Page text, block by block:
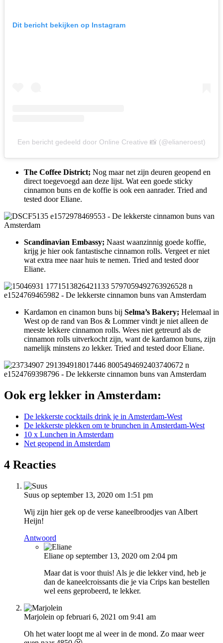
Dit bericht bekijken op Instagram
Een bericht gedeeld door Online Creative 📸 (@elianeroest)
The Coffee District; Nog maar net zijn deuren geopend en
direct toegevoegd aan deze lijst. Wat een goede sticky
cinnamon buns en de koffie is ook een aanrader. Tried and
tested door Eliane.
Scandinavian Embassy; Naast waanzinnig goede koffie,
krijg je hier ook fantastische cinnamon rolls. Vergeet er niet
wat extra mee naar huis te nemen. Tried and tested door
Eliane.
Kardamon en cinamon buns bij Selma’s Bakery; Helemaal in
West op de rand van Bos & Lommer vindt je niet alleen de
meeste lekkere cinnamon rolls. Wees niet getreurd als de
cinnamon rolls uitverkocht zijn, want de kardamon buns, zijn
namelijk minstens zo lekker. Tried and tested door Eliane.
Ook erg lekker in Amsterdam:
De lekkerste cocktails drink je in Amsterdam-West
De lekkerste plekken om te brunchen in Amsterdam-West
10 x Lunchen in Amsterdam
Net geopend in Amsterdam
4 Reacties
Suus op september 13, 2020 om 1:51 pm
Wij zijn hier gek op de verse kaneelbroodjes van Albert
Heijn!
Antwoord
Eliane op september 13, 2020 om 2:04 pm
Maar dat is voor thuis! Als je die lekker vind, heb je
dan de kaneelcroissants die je via Crips kan bestellen
wel eens geprobeerd, te lekker.
Marjolein op februari 6, 2021 om 9:41 am
Oh het water loopt me al weer in de mond. Zo maar weer